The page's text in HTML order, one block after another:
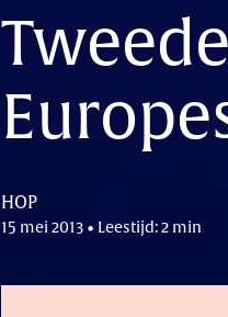
HOP
15 mei 2013 • Leestijd: 2 min